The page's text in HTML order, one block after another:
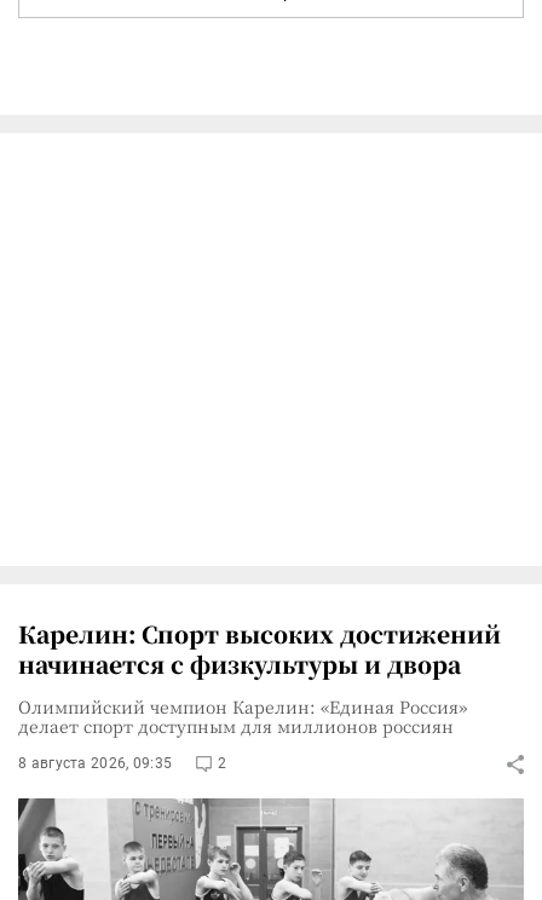
Карелин: Спорт высоких достижений
начинается с физкультуры и двора
Олимпийский чемпион Карелин: «Единая Россия»
делает спорт доступным для миллионов россиян
8 августа 2026, 09:35 2